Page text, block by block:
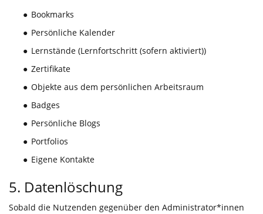
● Bookmarks
● Persönliche Kalender
● Lernstände (Lernfortschritt (sofern aktiviert))
● Zertifikate
● Objekte aus dem persönlichen Arbeitsraum
● Badges
● Persönliche Blogs
● Portfolios
● Eigene Kontakte
5. Datenlöschung
Sobald die Nutzenden gegenüber den Administrator*innen